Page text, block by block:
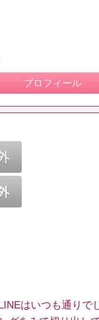
プロフィール
はいつも通りで